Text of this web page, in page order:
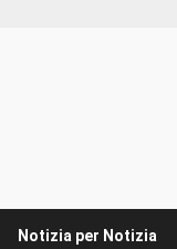
Notizia per Notizia